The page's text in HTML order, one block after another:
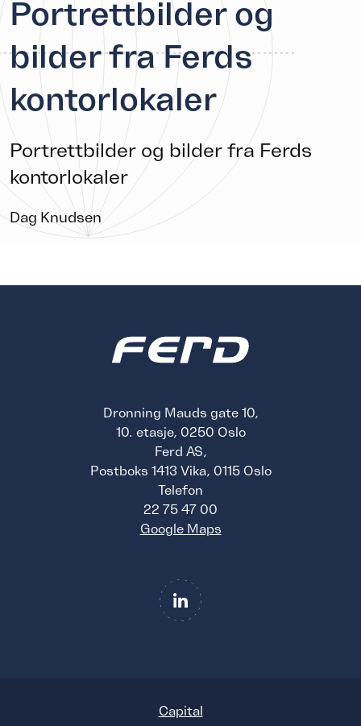
Portrettbilder og
bilder fra Ferds
kontorlokaler
Portrettbilder og bilder fra Ferds
kontorlokaler
Dag Knudsen
Dronning Mauds gate 10,
10. etasje, 0250 Oslo
Ferd AS,
Postboks 1413 Vika, 0115 Oslo
Telefon
22 75 47 00
Google Maps
Capital